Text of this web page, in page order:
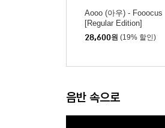
Aooo (아우) - Fooocus
[Regular Edition]
28,600원 (19% 할인)
음반 속으로